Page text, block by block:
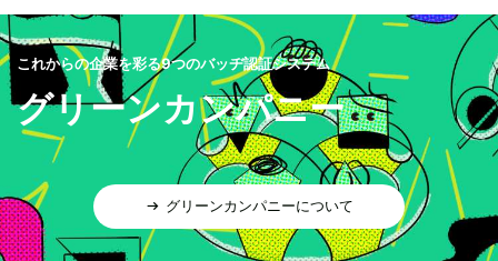
これからの企業を彩る9つのバッヂ認証システム
グリーンカンパニー
グリーンカンパニーについて